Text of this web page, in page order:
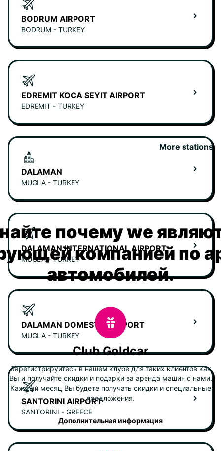
BODRUM AIRPORT
BODRUM - TURKEY
EDREMIT KOCA SEYIT AIRPORT
EDREMIT - TURKEY
DALAMAN
MUGLA - TURKEY
DALAMAN INTERNATIONAL AIRPORT
MUGLA - TURKEY
DALAMAN DOMESTIC AIRPORT
MUGLA - TURKEY
SANTORINI AIRPORT
SANTORINI - GREECE
More stations
почему we
компанией по
автомобилей.
Club Goldcar
Зарегистрируйтесь в нашем клубе для таких клиентов как
Вы и получайте скидки и подарки за аренда машин с нами.
Каждый месяц Вы будете получать скидки и специальные
предложения.
Дополнительная информация